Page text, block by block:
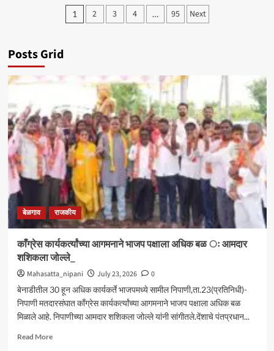
ठिय्या
आंदोलन
Posts
1 2 3 4 … 95 Next
Posts Grid
बेळगाव राजकीय
काँग्रेस कार्यकर्त्यांच्या आगमनाने भाजप पक्षाला अधिक बळ ः आमदार
शशिकला जोल्ले_
Mahasatta_nipani July 23, 2026
0
बेनाडीतील 30 हून अधिक कार्यकर्ते भाजपमध्ये सामील निपाणी,ता.23(प्रतिनिधी)-
निपाणी मतदारसंघात काँग्रेस कार्यकर्त्यांच्या आगमनाने भाजप पक्षाला अधिक बळ
मिळाले आहे. निपाणीच्या आमदार शशिकला जोल्ले यांनी सांगीतले.देंशाचे पंतप्रधान...
Read MoreRead